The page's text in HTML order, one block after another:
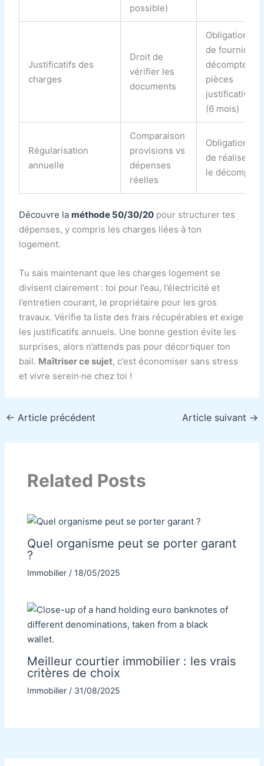
possible)
Justificatifs des
charges
Droit de
vérifier les
documents
Obligation
de fournir
décompte +
pièces
justificatives
(6 mois)
Régularisation
annuelle
Comparaison
provisions vs
dépenses
réelles
Obligation
de réaliser
le décompte
Découvre la méthode 50/30/20 pour structurer tes
dépenses, y compris les charges liées à ton
logement.
Tu sais maintenant que les charges logement se
divisent clairement : toi pour l’eau, l’électricité et
l’entretien courant, le propriétaire pour les gros
travaux. Vérifie ta liste des frais récupérables et exige
les justificatifs annuels. Une bonne gestion évite les
surprises, alors n’attends pas pour décortiquer ton
bail. Maîtriser ce sujet, c’est économiser sans stress
et vivre serein·ne chez toi !
← Article précédent Article suivant →
Related Posts
Quel organisme peut se porter garant
?
Immobilier/ 18/05/2025
Meilleur courtier immobilier : les vrais
critères de choix
Immobilier/ 31/08/2025